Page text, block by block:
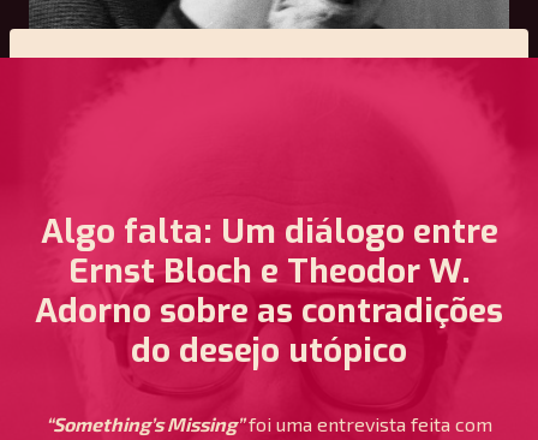
Algo falta: Um diálogo entre
Ernst Bloch e Theodor W.
Adorno sobre as contradições
do desejo utópico
“Something’s Missing”foi uma entrevista feita com